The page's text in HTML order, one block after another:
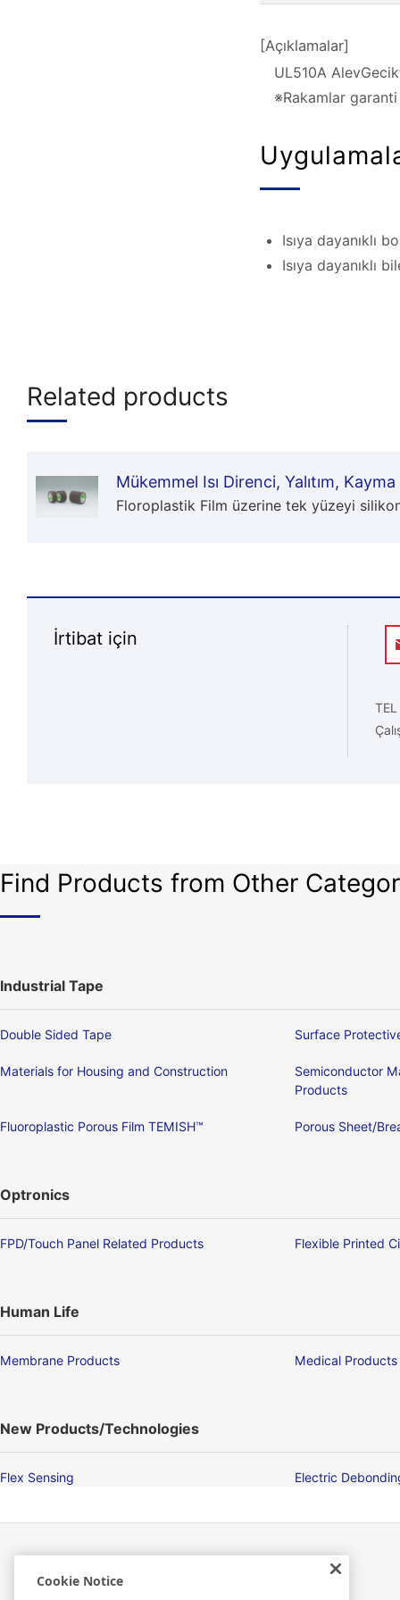
[Açıklamalar]
UL510A
※Rakamlar
Isıya dayanıklı
Isıya dayanıklı
Related products
Mükemmel Isı Direnci, Yalıtım,
Floroplastik Film üzerine tek yüzeyi silikon
İrtibat için
TEL
Find Products from Other
Industrial Tape
Double Sided Tape Surface
Materials for Housing and Construction
Semiconductor
Products
Fluoroplastic Porous Film TEMISH™ Porous Sheet/
Optronics
FPD/Touch Panel Related Products Flexible Printed
Human Life
Membrane Products Medical Products
New Products/Technologies
Flex Sensing Electric
Cookie Notice